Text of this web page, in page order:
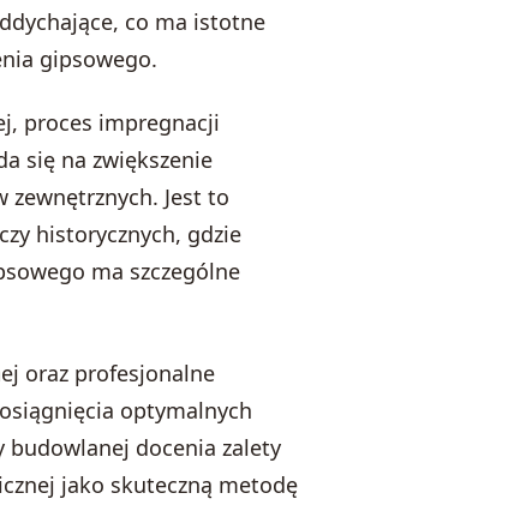
co ma istotne
gipsowego.
proces impregnacji
się na zwiększenie
zewnętrznych. Jest to
historycznych, gdzie
ma szczególne
oraz profesjonalne
optymalnych
budowlanej docenia zalety
jako skuteczną metodę